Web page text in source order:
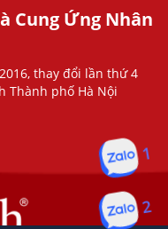
Cung Ứng Nhân
thay đổi lần thứ 4
Thành phố Hà Nội
1
2